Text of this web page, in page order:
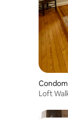
Loft